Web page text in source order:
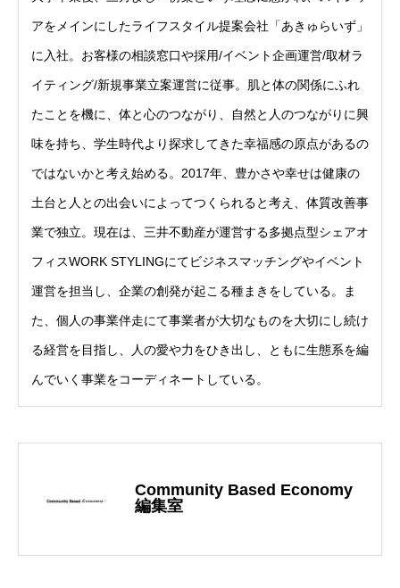
アをメインにしたライフスタイル提案会社「あきゅらいず」
に入社。お客様の相談窓口や採用/イベント企画運営/取材ラ
イティング/新規事業立案運営に従事。肌と体の関係にふれ
たことを機に、体と心のつながり、自然と人のつながりに興
味を持ち、学生時代より探求してきた幸福感の原点があるの
ではないかと考え始める。2017年、豊かさや幸せは健康の
土台と人との出会いによってつくられると考え、体質改善事
業で独立。現在は、三井不動産が運営する多拠点型シェアオ
フィスWORK STYLINGにてビジネスマッチングやイベント
運営を担当し、企業の創発が起こる種まきをしている。ま
た、個人の事業伴走にて事業者が大切なものを大切にし続け
る経営を目指し、人の愛や力をひき出し、ともに生態系を編
んでいく事業をコーディネートしている。
Community Based Economy
編集室